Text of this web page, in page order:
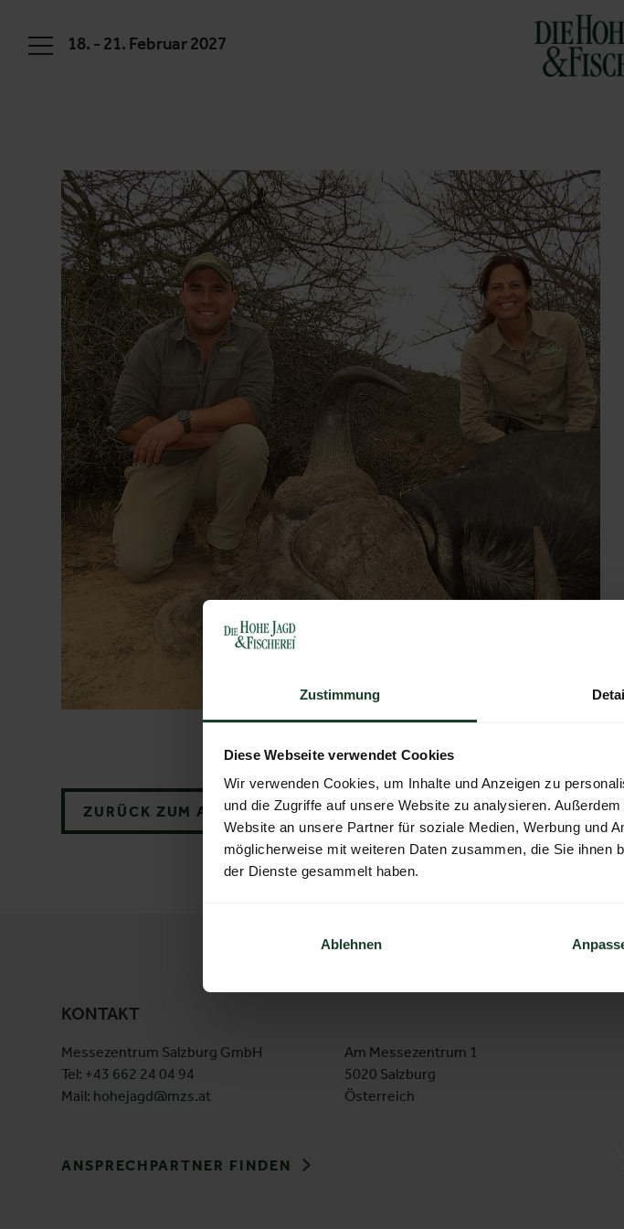
Zustimmung
Diese Webseite verwendet Cookies
Wir verwenden Cookies, um Inhalte und Anzeigen zu
und die Zugriffe auf unsere Website zu analysieren.
Website an unsere Partner für soziale Medien, Werbung und
möglicherweise mit weiteren Daten zusammen, die Sie ihnen
der Dienste gesammelt haben.
Ablehnen
18. - 21. Februar 2027
ZURÜCK ZUM AUSSTELLER
KONTAKT
Messezentrum Salzburg GmbH
Tel: +43 662 24 04 94
Mail: hohejagd@mzs.at
Am Messezentrum 1
5020 Salzburg
Österreich
ANSPRECHPARTNER FINDEN